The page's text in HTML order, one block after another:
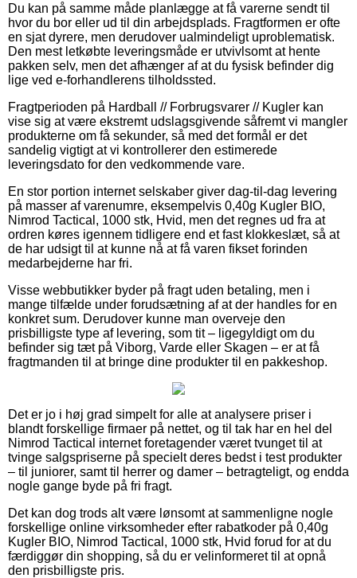
Du kan på samme måde planlægge at få varerne sendt til
hvor du bor eller ud til din arbejdsplads. Fragtformen er ofte
en sjat dyrere, men derudover ualmindeligt uproblematisk.
Den mest letkøbte leveringsmåde er utvivlsomt at hente
pakken selv, men det afhænger af at du fysisk befinder dig
lige ved e-forhandlerens tilholdssted.
Fragtperioden på Hardball // Forbrugsvarer // Kugler kan
vise sig at være ekstremt udslagsgivende såfremt vi mangler
produkterne om få sekunder, så med det formål er det
sandelig vigtigt at vi kontrollerer den estimerede
leveringsdato for den vedkommende vare.
En stor portion internet selskaber giver dag-til-dag levering
på masser af varenumre, eksempelvis 0,40g Kugler BIO,
Nimrod Tactical, 1000 stk, Hvid, men det regnes ud fra at
ordren køres igennem tidligere end et fast klokkeslæt, så at
de har udsigt til at kunne nå at få varen fikset forinden
medarbejderne har fri.
Visse webbutikker byder på fragt uden betaling, men i
mange tilfælde under forudsætning af at der handles for en
konkret sum. Derudover kunne man overveje den
prisbilligste type af levering, som tit – ligegyldigt om du
befinder sig tæt på Viborg, Varde eller Skagen – er at få
fragtmanden til at bringe dine produkter til en pakkeshop.
Det er jo i høj grad simpelt for alle at analysere priser i
blandt forskellige firmaer på nettet, og til tak har en hel del
Nimrod Tactical internet foretagender været tvunget til at
tvinge salgspriserne på specielt deres bedst i test produkter
– til juniorer, samt til herrer og damer – betragteligt, og endda
nogle gange byde på fri fragt.
Det kan dog trods alt være lønsomt at sammenligne nogle
forskellige online virksomheder efter rabatkoder på 0,40g
Kugler BIO, Nimrod Tactical, 1000 stk, Hvid forud for at du
færdiggør din shopping, så du er velinformeret til at opnå
den prisbilligste pris.